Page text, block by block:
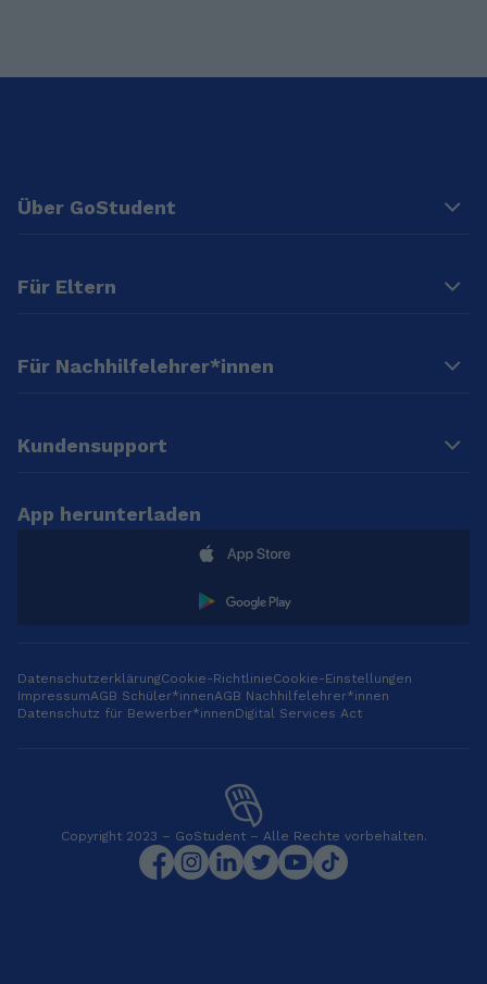
Über GoStudent
Für Eltern
Für Nachhilfelehrer*innen
Kundensupport
App herunterladen
DatenschutzerklärungCookie-RichtlinieCookie-Einstellungen
ImpressumAGB Schüler*innenAGB Nachhilfelehrer*innen
Datenschutz für Bewerber*innenDigital Services Act
Copyright 2023 – GoStudent – Alle Rechte vorbehalten.